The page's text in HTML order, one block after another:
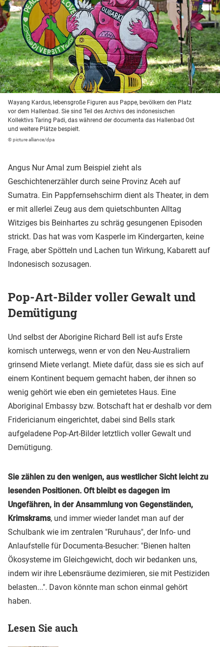
Wayang Kardus, lebensgroße Figuren aus Pappe, bevölkern den Platz
vor dem Hallenbad. Sie sind Teil des Archivs des indonesischen
Kollektivs Taring Padi, das während der documenta das Hallenbad Ost
und weitere Plätze bespielt.
© picture alliance/dpa
Angus Nur Amal zum Beispiel zieht als
Geschichtenerzähler durch seine Provinz Aceh auf
Sumatra. Ein Pappfernsehschirm dient als Theater, in dem
er mit allerlei Zeug aus dem quietschbunten Alltag
Witziges bis Beinhartes zu schräg gesungenen Episoden
strickt. Das hat was vom Kasperle im Kindergarten, keine
Frage, aber Spötteln und Lachen tun Wirkung, Kabarett auf
Indonesisch sozusagen.
Pop-Art-Bilder voller Gewalt und
Demütigung
Und selbst der Aborigine Richard Bell ist aufs Erste
komisch unterwegs, wenn er von den Neu-Australiern
grinsend Miete verlangt. Miete dafür, dass sie es sich auf
einem Kontinent bequem gemacht haben, der ihnen so
wenig gehört wie eben ein gemietetes Haus. Eine
Aboriginal Embassy bzw. Botschaft hat er deshalb vor dem
Fridericianum eingerichtet, dabei sind Bells stark
aufgeladene Pop-Art-Bilder letztlich voller Gewalt und
Demütigung.
Sie zählen zu den wenigen, aus westlicher Sicht leicht zu
lesenden Positionen. Oft bleibt es dagegen im
Ungefähren, in der Ansammlung von Gegenständen,
Krimskrams, und immer wieder landet man auf der
Schulbank wie im zentralen "Ruruhaus", der Info- und
Anlaufstelle für Documenta-Besucher: "Bienen halten
Ökosysteme im Gleichgewicht, doch wir bedanken uns,
indem wir ihre Lebensräume dezimieren, sie mit Pestiziden
belasten...". Davon könnte man schon einmal gehört
haben.
Lesen Sie auch